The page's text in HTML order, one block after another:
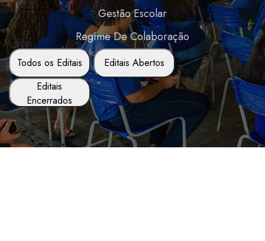
Gestão Escolar
Regime De Colaboração
Todos os Editais
Editais Abertos
Editais
Encerrados